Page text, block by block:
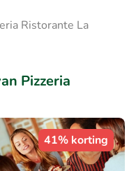
Ristorante La
Pizzeria
41% korting